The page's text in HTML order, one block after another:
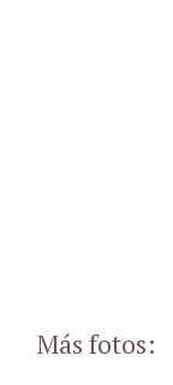
Más fotos: